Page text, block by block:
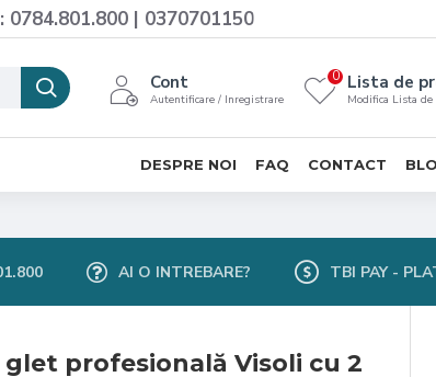
0784.801.800 | 0370701150
Cont
Autentificare / Inregistrare
Lista de
Modifica Lista de
0
DESPRE NOI FAQ CONTACT
AI O INTREBARE? TBI PAY -
glet profesională Visoli cu 2